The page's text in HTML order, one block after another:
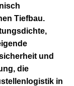
Tiefbau.
und
die
in